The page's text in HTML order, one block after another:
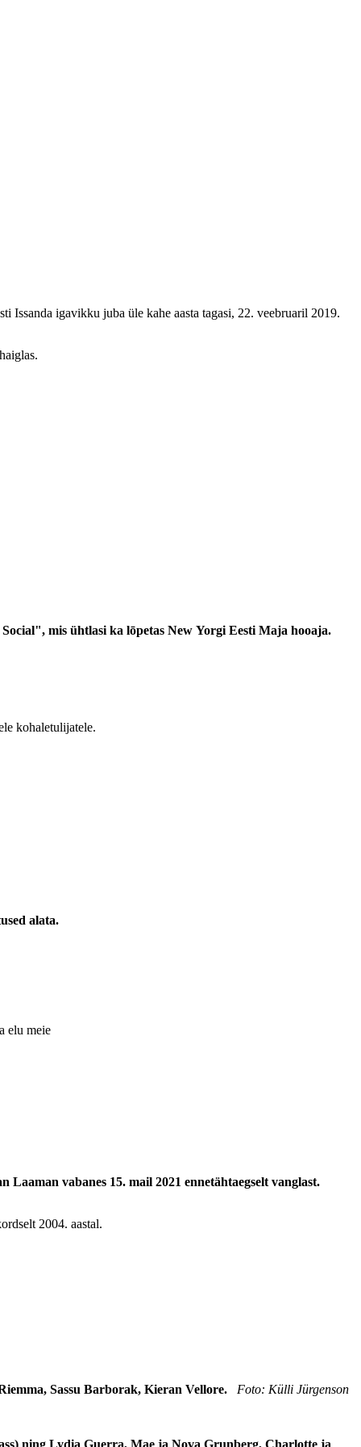
Issanda igavikku juba üle kahe aasta tagasi, 22. veebruaril 2019.
mis ühtlasi ka lōpetas New Yorgi Eesti Maja hooaja.
kohaletulijatele.
alata.
elu meie
Laaman vabanes 15. mail 2021 ennetähtaegselt vanglast.
2004. aastal.
Sassu Barborak, Kieran Vellore. Foto: Külli Jürgenson